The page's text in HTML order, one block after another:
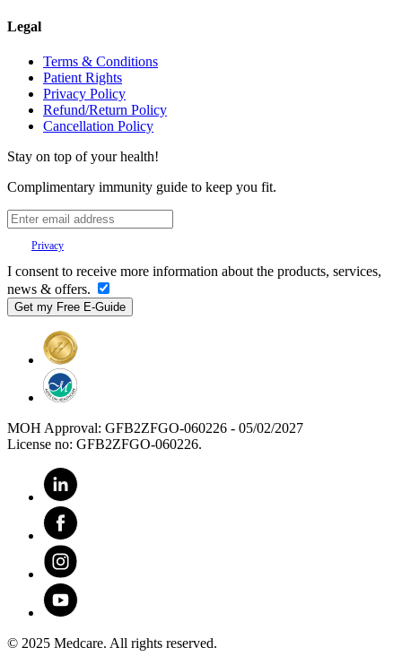
Legal
Terms & Conditions
Patient Rights
Privacy Policy
Refund/Return Policy
Cancellation Policy
Stay on top of your health!
Complimentary immunity guide to keep you fit.
Privacy
I consent to receive more information about the products, services,
news & offers.
MOH Approval: GFB2ZFGO-060226 - 05/02/2027
License no: GFB2ZFGO-060226.
© 2025 Medcare. All rights reserved.